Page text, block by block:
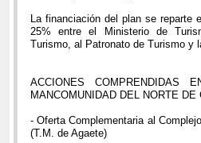
La financiación del plan se reparte
25% entre el Ministerio de
Turismo, al Patronato de Turismo y
ACCIONES
MANCOMUNIDAD DEL NORTE DE
- Oferta Complementaria al
(T.M. de Agaete)